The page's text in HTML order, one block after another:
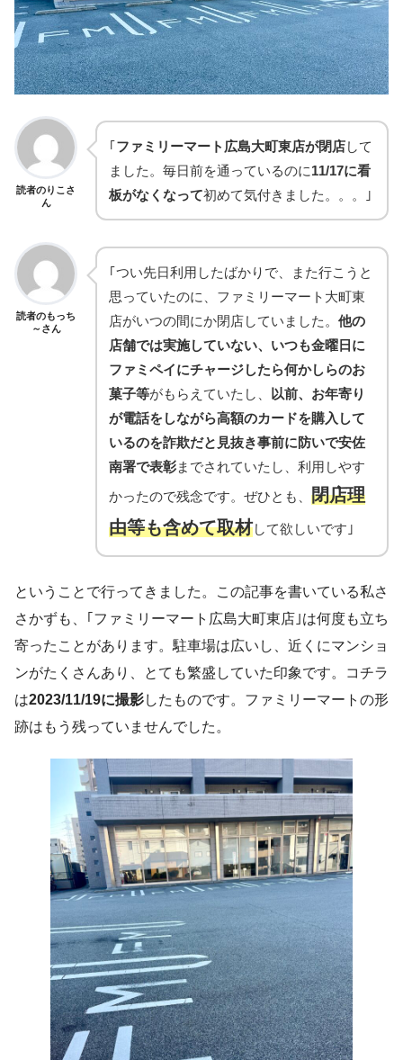
読者のりこさ
ん
｢ファミリーマート広島大町東店が閉店して
ました。毎日前を通っているのに11/17に看
板がなくなって初めて気付きました。。。｣
読者のもっち
～さん
｢つい先日利用したばかりで、また行こうと
思っていたのに、ファミリーマート大町東
店がいつの間にか閉店していました。 他の
店舗では実施していない、いつも金曜日に
ファミペイにチャージしたら何かしらのお
菓子等がもらえていたし、
以前、お年寄り
が電話をしながら高額のカードを購入して
いるのを詐欺だと見抜き事前に防いで安佐
南署で表彰までされていたし、利用しやす
かったので残念です。ぜひとも、 閉店理
由等も含めて取材して欲しいです｣
ということで行ってきました。この記事を書いている私さ
さかずも、｢ファミリーマート広島大町東店｣は何度も立ち
寄ったことがあります。駐車場は広いし、近くにマンショ
ンがたくさんあり、とても繁盛していた印象です。コチラ
は2023/11/19に撮影したものです。ファミリーマートの形
跡はもう残っていませんでした。